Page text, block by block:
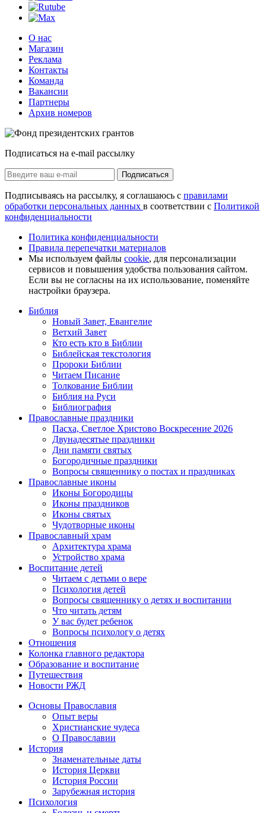
О нас
Магазин
Реклама
Контакты
Команда
Вакансии
Партнеры
Архив номеров
Подписаться на e-mail рассылку
Подписаться
Подписываясь на рассылку, я соглашаюсь с правилами
обработки персональных данных в соответствии с Политикой
конфиденциальности
Политика конфиденциальности
Правила перепечатки материалов
Мы используем файлы cookie, для персонализации
сервисов и повышения удобства пользования сайтом.
Если вы не согласны на их использование, поменяйте
настройки браузера.
Библия
Новый Завет, Евангелие
Ветхий Завет
Кто есть кто в Библии
Библейская текстология
Пророки Библии
Читаем Писание
Толкование Библии
Библия на Руси
Библиография
Православные праздники
Пасха, Светлое Христово Воскресение 2026
Двунадесятые праздники
Дни памяти святых
Богородичные праздники
Вопросы священнику о постах и праздниках
Православные иконы
Иконы Богородицы
Иконы праздников
Иконы святых
Чудотворные иконы
Православный храм
Архитектура храма
Устройство храма
Воспитание детей
Читаем с детьми о вере
Психология детей
Вопросы священнику о детях и воспитании
Что читать детям
У вас будет ребенок
Вопросы психологу о детях
Отношения
Колонка главного редактора
Образование и воспитание
Путешествия
Новости РЖД
Основы Православия
Опыт веры
Христианские чудеса
О Православии
История
Знаменательные даты
История Церкви
История России
Зарубежная история
Психология